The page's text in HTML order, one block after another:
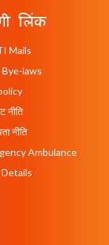
लिंक
Mails
Bye-laws
नीति
नीति
Ambulance